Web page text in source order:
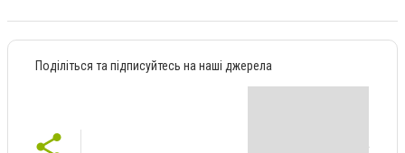
Поділіться та підписуйтесь на наші джерела